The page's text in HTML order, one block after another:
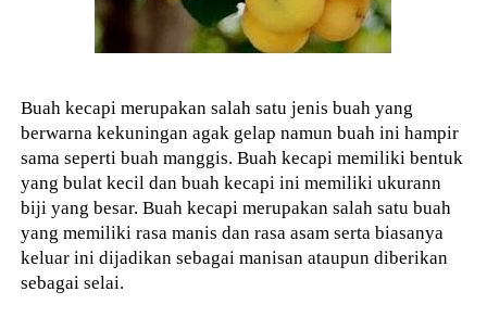
Buah kecapi merupakan salah satu jenis buah yang
berwarna kekuningan agak gelap namun buah ini hampir
sama seperti buah manggis. Buah kecapi memiliki bentuk
yang bulat kecil dan buah kecapi ini memiliki ukurann
biji yang besar. Buah kecapi merupakan salah satu buah
yang memiliki rasa manis dan rasa asam serta biasanya
keluar ini dijadikan sebagai manisan ataupun diberikan
sebagai selai.